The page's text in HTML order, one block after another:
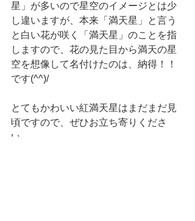
星」が多いので星空のイメージとは少
し違いますが、本来「満天星」と言う
と白い花が咲く「満天星」のことを指
しますので、花の見た目から満天の星
空を想像して名付けたのは、納得！！
です(^^)/
とてもかわいい紅満天星はまだまだ見
頃ですので、ぜひお立ち寄りくださ
い。